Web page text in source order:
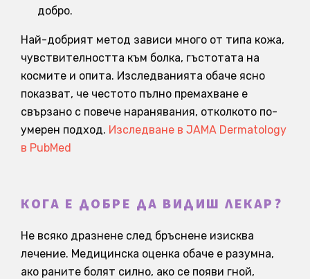
добро.
Най-добрият метод зависи много от типа кожа,
чувствителността към болка, гъстотата на
космите и опита. Изследванията обаче ясно
показват, че честото пълно премахване е
свързано с повече наранявания, отколкото по-
умерен подход. Изследване в JAMA Dermatology
в PubMed
КОГА Е ДОБРЕ ДА ВИДИШ ЛЕКАР?
Не всяко дразнене след бръснене изисква
лечение. Медицинска оценка обаче е разумна,
ако раните болят силно, ако се появи гной,